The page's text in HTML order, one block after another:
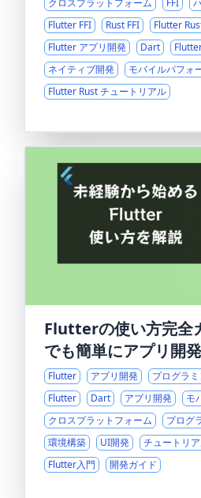
クロスプラットフォーム FFI
Flutter FFI
Rust FFI
Flutter
Flutter アプリ開発
Dart
ネイティブ開発
モバイルパフォ
Flutter Rust チュートリアル
Flutterの使い方完全
でも簡単にアプリ開
Flutter アプリ開発 プログラ
Flutter
Dart アプリ開発
モ
クロスプラットフォーム
プログ
環境構築
UI開発 チュートリ
Flutter入門
開発ガイド